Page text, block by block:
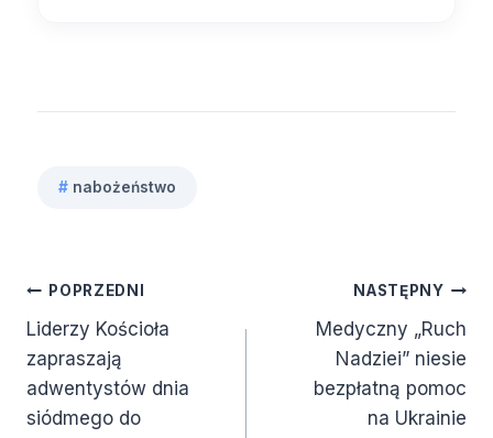
Tagi
# nabożeństwo
Nawigacja
wpisu
POPRZEDNI
Liderzy Kościoła
zapraszają
adwentystów dnia
siódmego do
NASTĘPNY
Medyczny „Ruch
Nadziei” niesie
bezpłatną pomoc
na Ukrainie